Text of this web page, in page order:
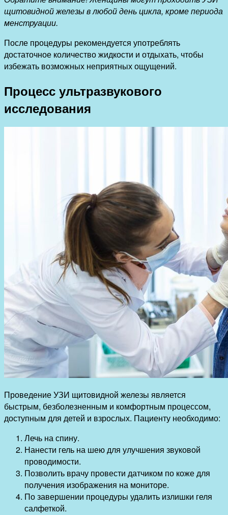
щитовидной железы в любой день цикла, кроме периода
менструации.
После процедуры рекомендуется употреблять
достаточное количество жидкости и отдыхать, чтобы
избежать возможных неприятных ощущений.
Процесс ультразвукового
исследования
Проведение УЗИ щитовидной железы является
быстрым, безболезненным и комфортным процессом,
доступным для детей и взрослых. Пациенту необходимо:
Лечь на спину.
Нанести гель на шею для улучшения звуковой
проводимости.
Позволить врачу провести датчиком по коже для
получения изображения на мониторе.
По завершении процедуры удалить излишки геля
салфеткой.